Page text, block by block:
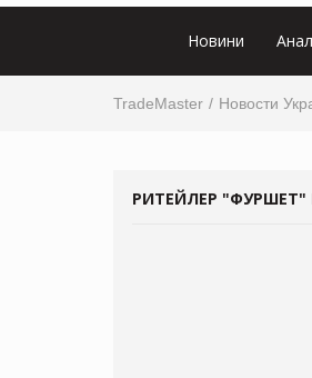
Новини
TradeMaster Новости
РИТЕЙЛЕР "ФУРШЕТ"